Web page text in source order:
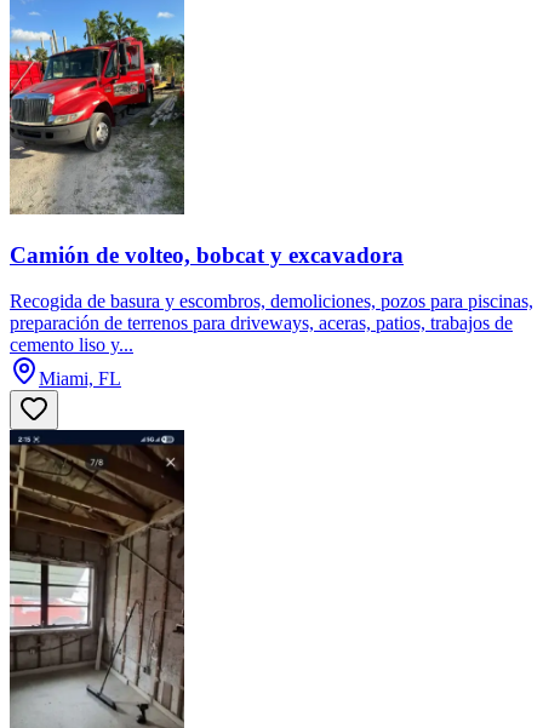
Camión de volteo, bobcat y excavadora
Recogida de basura y escombros, demoliciones, pozos para piscinas,
preparación de terrenos para driveways, aceras, patios, trabajos de
cemento liso y...
Miami, FL